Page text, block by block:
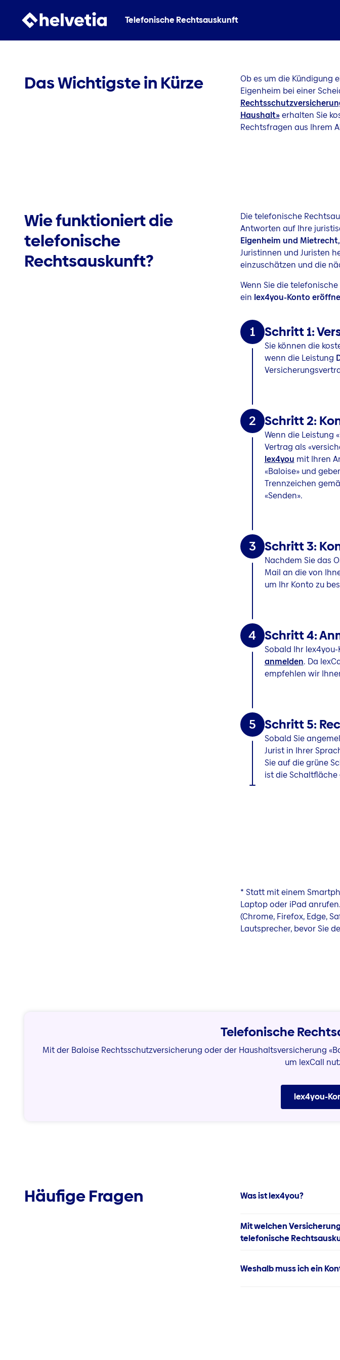
Telefonische Rechtsauskunft
Das Wichtigste in Kürze
Ob es um die Kündigung
Eigenheim bei einer
Haushalt»erhalten Sie
Rechtsfragen aus Ihrem
Wie funktioniert die
telefonische
Rechtsauskunft?
Die telefonische
Antworten auf Ihre
Eigenheim und
Juristinnen und Juristen
einzuschätzen und die
Wenn Sie die
ein lex4you-Konto
1 Schritt 1:
Sie können die
wenn die Leistung
2 Schritt 2:
Wenn die Leistung
Vertrag als
lex4you mit Ihren
«Baloise» und
Trennzeichen
«Senden».
3 Schritt 3:
Nachdem Sie das
Mail an die von
um Ihr Konto zu
4 Schritt 4:
Sobald Ihr
anmelden. Da
empfehlen wir
5 Schritt 5:
Sobald Sie
Jurist in Ihrer
Sie auf die grüne
ist die Schaltfläche
* Statt mit einem
Laptop oder iPad
(Chrome, Firefox, Edge,
Lautsprecher, bevor Sie
Telefonische
Mit der Baloise Rechtsschutzversicherung oder der Haushaltsversicherung
um lexCall
lex4you-
Häufige Fragen Was ist lex4you?
Mit welchen
telefonische
Weshalb muss ich ein